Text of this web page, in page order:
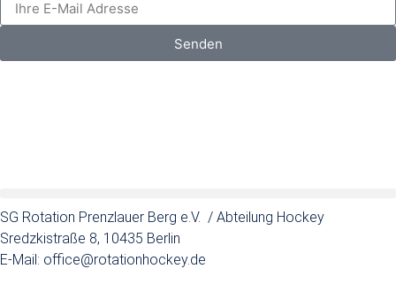
Senden
SG Rotation Prenzlauer Berg e.V. / Abteilung Hockey
Sredzkistraße 8, 10435 Berlin
E-Mail: office@rotationhockey.de